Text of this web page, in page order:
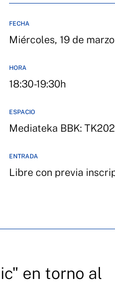
FECHA
Miércoles, 19 de
HORA
18:30-19:30h
ESPACIO
Mediateka BBK: TK202
ENTRADA
Libre con previa
en torno al